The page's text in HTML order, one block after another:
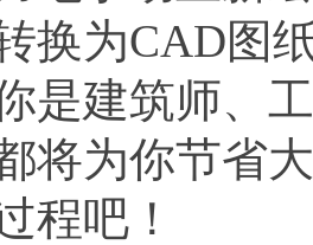
换为CAD图
是建筑师、
将为你节省
程吧！